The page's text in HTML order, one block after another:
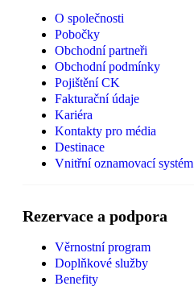
O společnosti
Pobočky
Obchodní partneři
Obchodní podmínky
Pojištění CK
Fakturační údaje
Kariéra
Kontakty pro média
Destinace
Vnitřní oznamovací systém
Rezervace a podpora
Věrnostní program
Doplňkové služby
Benefity